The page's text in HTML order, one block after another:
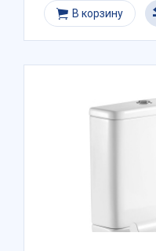
В корзину